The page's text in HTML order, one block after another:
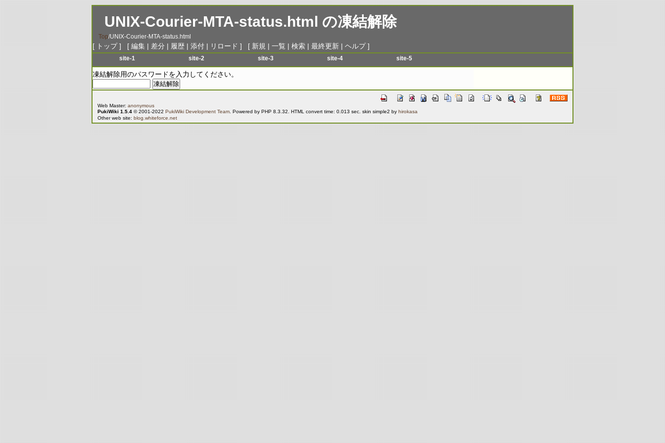
UNIX-Courier-MTA-status.html の凍結解除
Top/UNIX-Courier-MTA-status.html
[ トップ] [ 編集 | 差分 | 履歴 | 添付 | リロード ] [ 新規 | 一覧 | 検索 | 最終更新 | ヘルプ]
site-1
menu-1
menu-4
menu-5
menu-6
site-2
menu-1
menu-2
menu-5
menu-6
site-3
menu-6
site-4
menu-6
site-5
menu-3
menu-6
凍結解除用のパスワードを入力してください。
Web Master: anonymous
PukiWiki 1.5.4 © 2001-2022 PukiWiki Development Team . Powered by PHP 8.3.32. HTML convert time: 0.013 sec. skin simple2 by hirokasa
Other web site: blog.whiteforce.net